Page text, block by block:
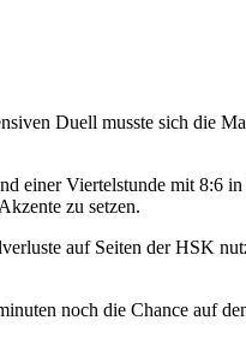
Duell musste sich die
einer Viertelstunde mit 8:6
zu setzen.
auf Seiten der HSK
noch die Chance auf